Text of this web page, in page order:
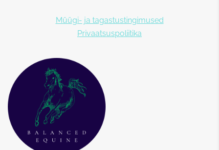
Müügi- ja tagastustingimused
Privaatsuspoliitika